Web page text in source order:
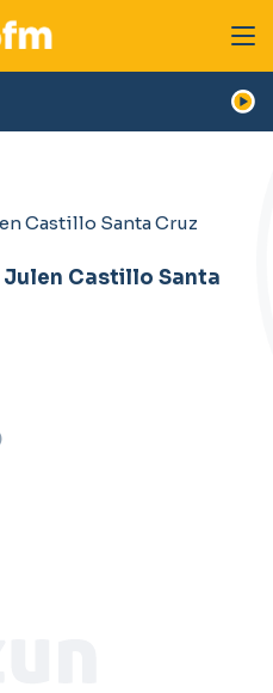
Castillo Santa Cruz
Julen Castillo Santa